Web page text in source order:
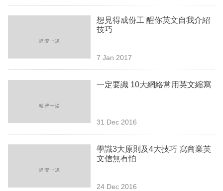
欄
區
想見得成份工 醒你英文自我介紹
技巧
7 Jan 2017
一定要識 10大網絡常用英文縮寫
31 Dec 2016
學識3大原則及4大技巧 寫商業英
文信無有怕
24 Dec 2016